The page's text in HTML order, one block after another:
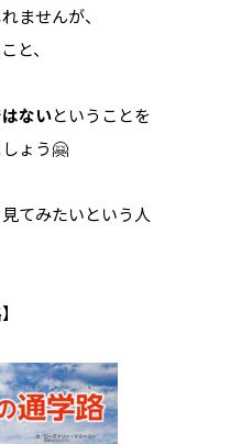
ませんが、
こと、
ないということを
ょう🤗
てみたいという人